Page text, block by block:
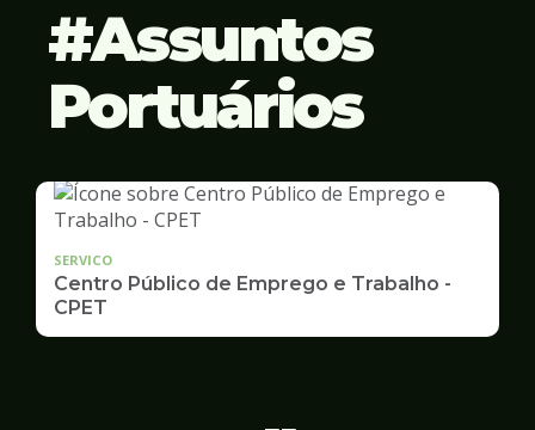
Assuntos
Portuários
SERVICO
Centro Público de Emprego e Trabalho -
CPET